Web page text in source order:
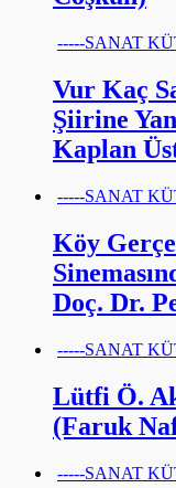
-----SANAT
Vur Kaç
Şiirine
Kaplan
-----SANAT
Köy
Doç. Dr.
-----SANAT
Lütfi Ö.
(Faruk
-----SANAT